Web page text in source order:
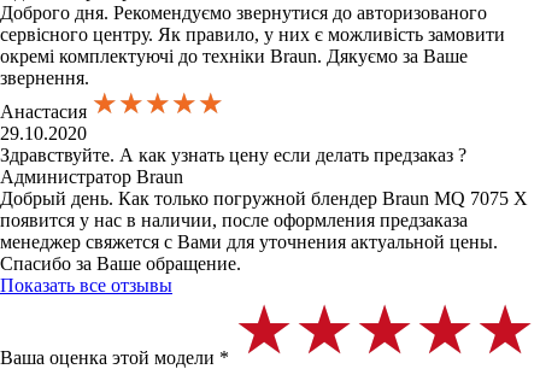
Доброго дня. Рекомендуємо звернутися до авторизованого
сервісного центру. Як правило, у них є можливість замовити
окремі комплектуючі до техніки Braun. Дякуємо за Ваше
звернення.
Анастасия ★★★★★
★★★★★
★★★★★
29.10.2020
Здравствуйте. А как узнать цену если делать предзаказ ?
Администратор Braun
Добрый день. Как только погружной блендер Braun MQ 7075 X
появится у нас в наличии, после оформления предзаказа
менеджер свяжется с Вами для уточнения актуальной цены.
Спасибо за Ваше обращение.
Показать все отзывы
Ваша оценка этой модели * ★★★★★
★★★★★
★★★★★